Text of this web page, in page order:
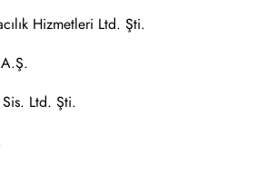
Hizmetleri Ltd. Şti.
Ltd. Şti.